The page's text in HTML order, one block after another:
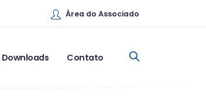
Área do Associado
Downloads Contato